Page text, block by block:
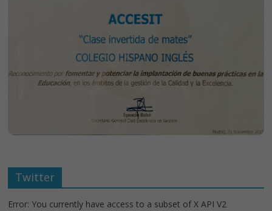
Twitter
Error: You currently have access to a subset of X API V2